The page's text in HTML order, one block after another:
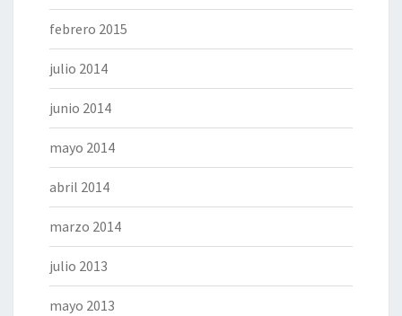
febrero 2015
julio 2014
junio 2014
mayo 2014
abril 2014
marzo 2014
julio 2013
mayo 2013